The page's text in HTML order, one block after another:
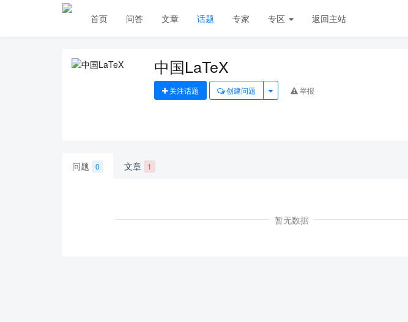
首页 问答 文章 话题 专家 专区 返回主站
中国LaTeX
关注话题 创建问题 举报
问题 0 文章 1
暂无数据